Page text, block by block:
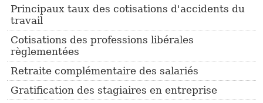
Principaux taux des cotisations d'accidents du
travail
Cotisations des professions libérales
règlementées
Retraite complémentaire des salariés
Gratification des stagiaires en entreprise